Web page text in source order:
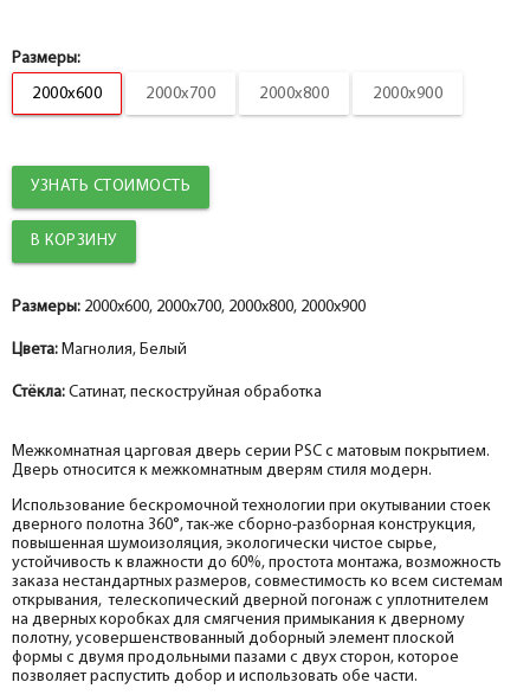
Наличник
уплотнителем ЗАКАЗНАЯ
Наличник
Наличник прямой МДФ PP, белый 80*10*2150, телескоп
-
0 +
Добор 150 мм.
Наличник фигурный МДФ PP, белый 75*16*2150, телескоп
Добор 200 мм.
-
0 + шт. help_outline
Притворная планка МДФ PP, белый 30*8*2070
Розетка
-
0 + шт. help_outline
Притворная планка
Размеры:
2000x600
2000x700 2000x800 2000x900
УЗНАТЬ СТОИМОСТЬ
Размеры: 2000x600, 2000x700, 2000x800, 2000x900
Цвета: Магнолия, Белый
Стёкла: Сатинат, пескоструйная обработка
Межкомнатная царговая дверь серии PSC с матовым покрытием.
Дверь относится к межкомнатным дверям стиля модерн.
Использование бескромочной технологии при окутывании стоек
дверного полотна 360°, так-же сборно-разборная конструкция,
повышенная шумоизоляция, экологически чистое сырье,
устойчивость к влажности до 60%, простота монтажа, возможность
заказа нестандартных размеров, совместимость ко всем системам
открывания, телескопический дверной погонаж с уплотнителем
на дверных коробках для смягчения примыкания к дверному
полотну, усовершенствованный доборный элемент плоской
формы с двумя продольными пазами с двух сторон, которое
позволяет распустить добор и использовать обе части.